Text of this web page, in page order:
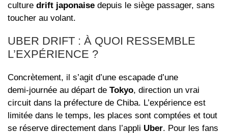
culture drift japonaise depuis le siège passager, sans
toucher au volant.
UBER DRIFT : À QUOI RESSEMBLE
L’EXPÉRIENCE ?
Concrètement, il s’agit d’une escapade d’une
demi‑journée au départ de Tokyo, direction un vrai
circuit dans la préfecture de Chiba. L’expérience est
limitée dans le temps, les places sont comptées et tout
se réserve directement dans l’appli Uber. Pour les fans